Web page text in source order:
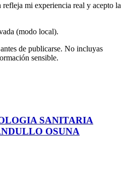
mi experiencia real y acepto la
(modo local).
de publicarse. No incluyas
sensible.
SANITARIA
OSUNA